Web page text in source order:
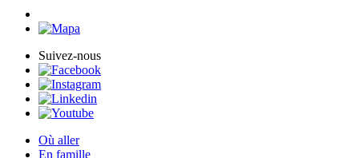
Suivez-nous
Où aller
En famille